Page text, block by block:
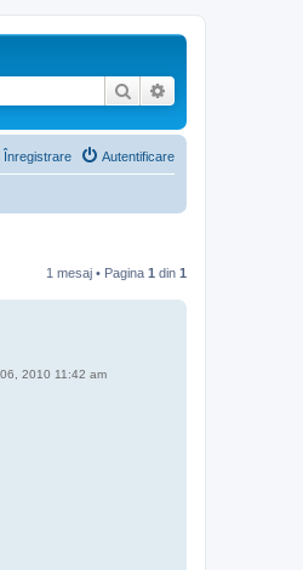
Căutare
Autentificare
Înregistrare
1 mesaj • Pagina 1 din 1
2010 11:42 am